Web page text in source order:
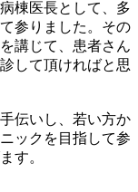
棟医長として、多
参りました。その
講じて、患者さん
して頂ければと思
伝いし、若い方か
ックを目指して参
す。